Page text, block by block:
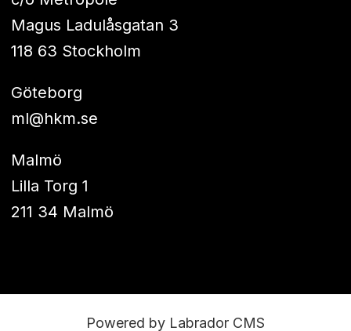
Magus Ladulåsgatan 3
118 63 Stockholm
Göteborg
ml@hkm.se
Malmö
Lilla Torg 1
211 34 Malmö
Powered by Labrador CMS